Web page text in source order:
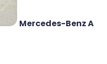
Mercedes-Benz A